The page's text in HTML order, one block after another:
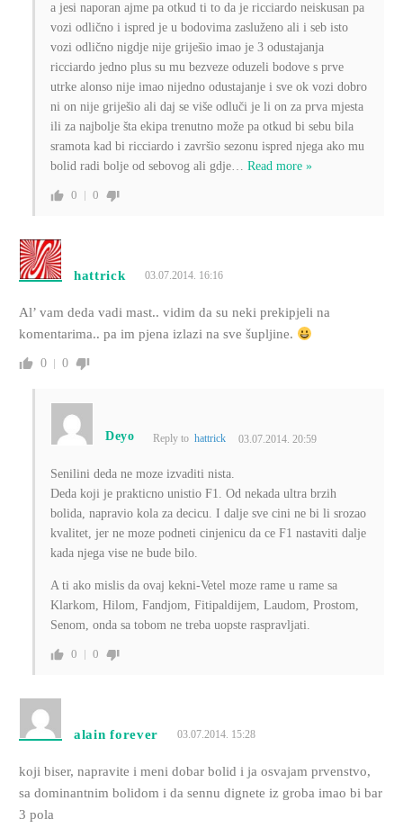
a jesi naporan ajme pa otkud ti to da je ricciardo neiskusan pa
vozi odlično i ispred je u bodovima zasluženo ali i seb isto
vozi odlično nigdje nije griješio imao je 3 odustajanja
ricciardo jedno plus su mu bezveze oduzeli bodove s prve
utrke alonso nije imao nijedno odustajanje i sve ok vozi dobro
ni on nije griješio ali daj se više odluči je li on za prva mjesta
ili za najbolje šta ekipa trenutno može pa otkud bi sebu bila
sramota kad bi ricciardo i završio sezonu ispred njega ako mu
bolid radi bolje od sebovog ali gdje… Read more »
0 0
hattrick 03.07.2014. 16:16
Al’ vam deda vadi mast.. vidim da su neki prekipjeli na
komentarima.. pa im pjena izlazi na sve šupljine.
0 0
Deyo Reply to hattrick 03.07.2014. 20:59
Senilini deda ne moze izvaditi nista.
Deda koji je prakticno unistio F1. Od nekada ultra brzih
bolida, napravio kola za decicu. I dalje sve cini ne bi li srozao
kvalitet, jer ne moze podneti cinjenicu da ce F1 nastaviti dalje
kada njega vise ne bude bilo.
A ti ako mislis da ovaj kekni-Vetel moze rame u rame sa
Klarkom, Hilom, Fandjom, Fitipaldijem, Laudom, Prostom,
Senom, onda sa tobom ne treba uopste raspravljati.
0 0
alain forever 03.07.2014. 15:28
koji biser, napravite i meni dobar bolid i ja osvajam prvenstvo,
sa dominantnim bolidom i da sennu dignete iz groba imao bi bar
3 pola